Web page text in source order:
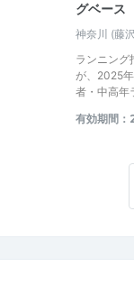
グベース
神奈川 (藤
ランニン
が、2025
者・中高年
有効期間